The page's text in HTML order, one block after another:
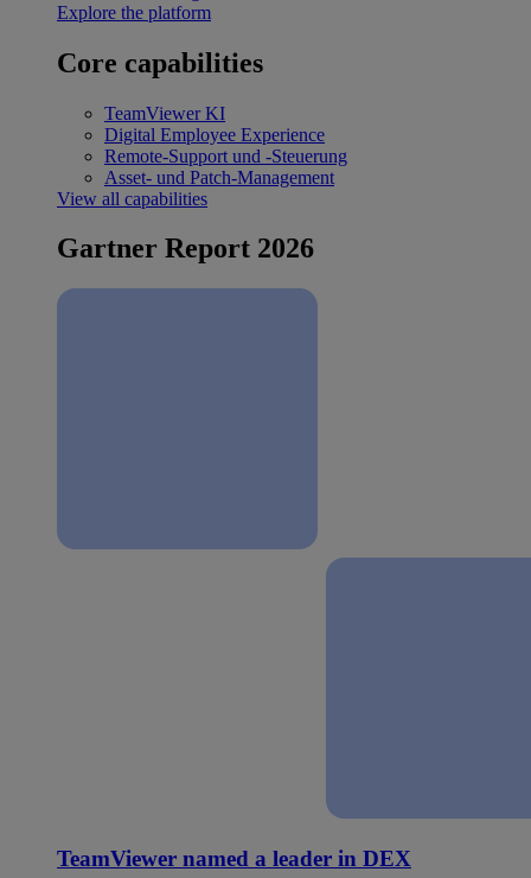
Explore the platform
Core capabilities
TeamViewer KI
Digital Employee Experience
Remote-Support und -Steuerung
Asset- und Patch-Management
View all capabilities
Gartner Report 2026
TeamViewer named a leader in DEX